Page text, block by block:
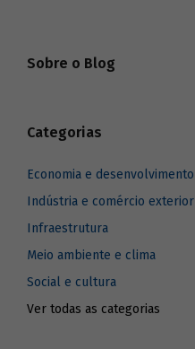
Sobre o Blog
Categorias
Economia e desenvolvimento
Indústria e comércio exterior
Infraestrutura
Meio ambiente e clima
Social e cultura
Ver todas as categorias